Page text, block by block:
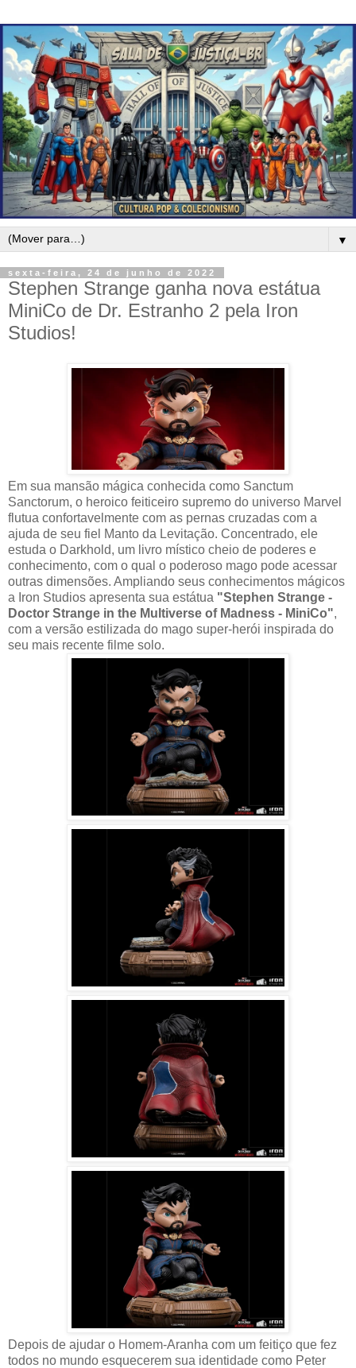
▼
sexta-feira, 24 de junho de 2022
Stephen Strange ganha nova estátua
MiniCo de Dr. Estranho 2 pela Iron
Studios!
Em sua mansão mágica conhecida como Sanctum
Sanctorum, o heroico feiticeiro supremo do universo Marvel
flutua confortavelmente com as pernas cruzadas com a
ajuda de seu fiel Manto da Levitação. Concentrado, ele
estuda o Darkhold, um livro místico cheio de poderes e
conhecimento, com o qual o poderoso mago pode acessar
outras dimensões. Ampliando seus conhecimentos mágicos
a Iron Studios apresenta sua estátua "Stephen Strange -
Doctor Strange in the Multiverse of Madness - MiniCo",
com a versão estilizada do mago super-herói inspirada do
seu mais recente filme solo.
Depois de ajudar o Homem-Aranha com um feitiço que fez
todos no mundo esquecerem sua identidade como Peter